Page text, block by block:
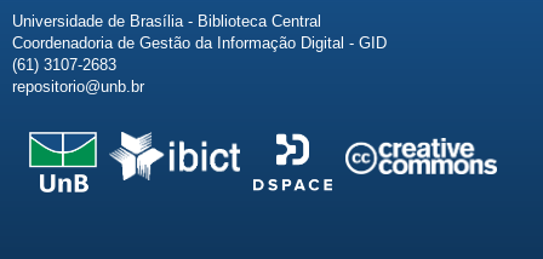
Universidade de Brasília - Biblioteca Central
Coordenadoria de Gestão da Informação Digital - GID
(61) 3107-2683
repositorio@unb.br